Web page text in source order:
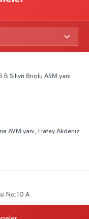
Silivri 8nolu ASM yanı
AVM yanı, Hatay Akdeniz
No:10 A